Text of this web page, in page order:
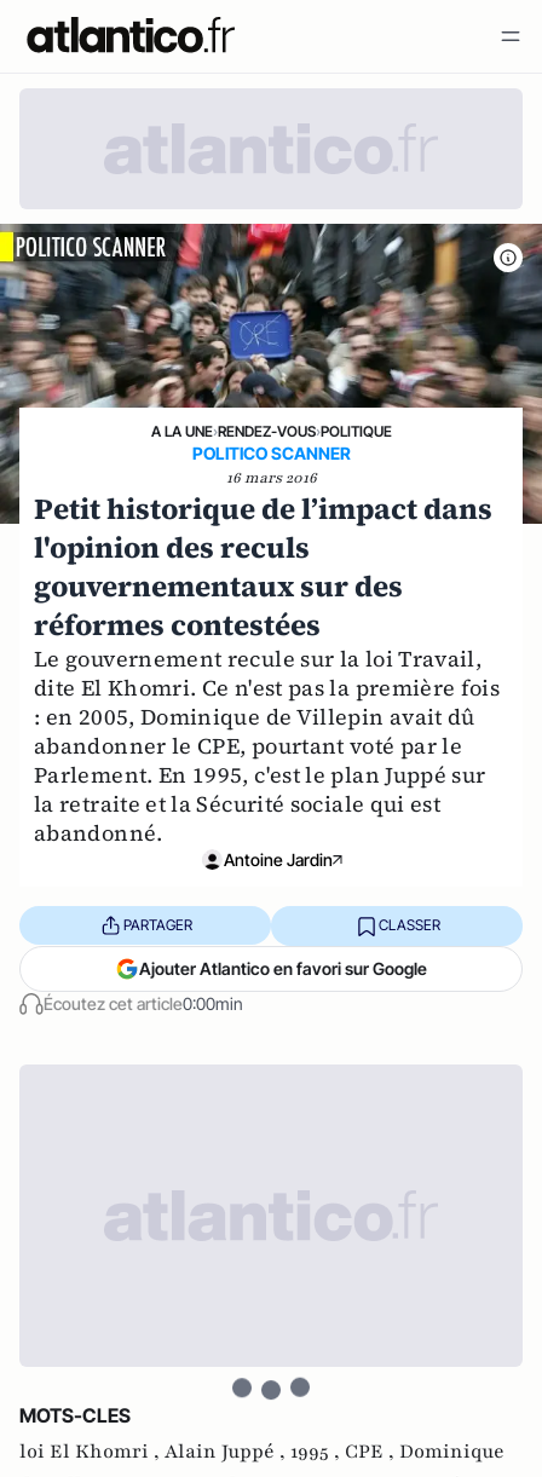
A LA UNE›RENDEZ-VOUS›POLITIQUE
POLITICO SCANNER
16 mars 2016
Petit historique de l’impact dans
l'opinion des reculs
gouvernementaux sur des
réformes contestées
Le gouvernement recule sur la loi Travail,
dite El Khomri. Ce n'est pas la première fois
: en 2005, Dominique de Villepin avait dû
abandonner le CPE, pourtant voté par le
Parlement. En 1995, c'est le plan Juppé sur
la retraite et la Sécurité sociale qui est
abandonné.
Antoine Jardin
Écoutez cet article0:00min
PARTAGER CLASSER
Ajouter Atlantico en favori sur Google
MOTS-CLES
loi El Khomri , Alain Juppé , 1995 , CPE , Dominique